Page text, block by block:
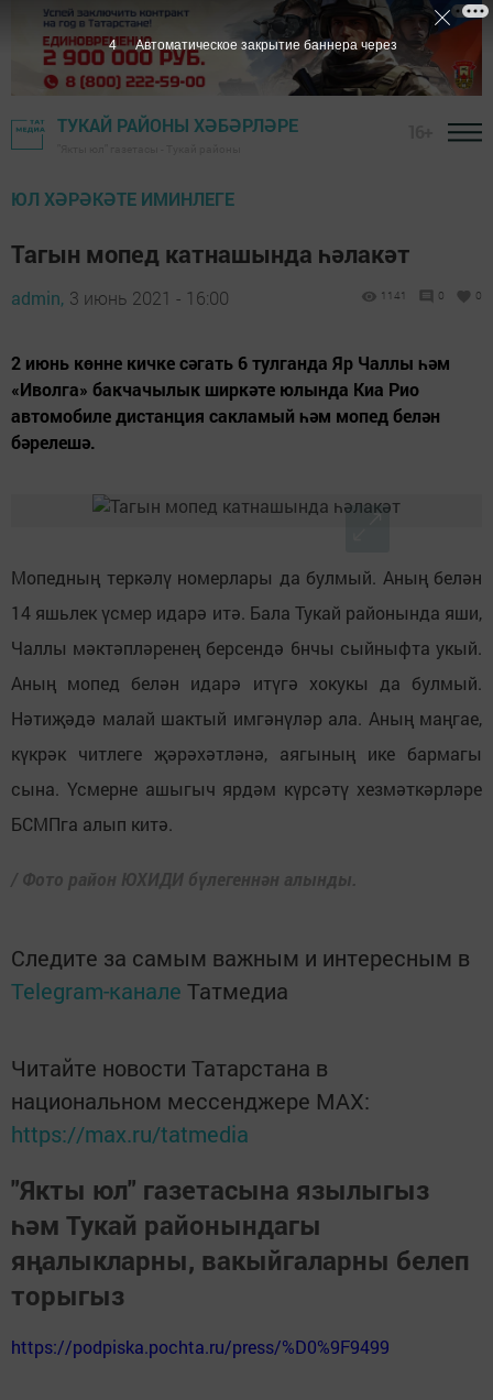
ТУКАЙ РАЙОНЫ ХӘБӘРЛӘРЕ
ЮЛ ХӘРӘКӘТЕ ИМИНЛЕГЕ
Тагын мопед катнашында һәлакәт
admin, 3 июнь 2021 - 16:00 1141 0 0
2 июнь көнне кичке сәгать 6 тулганда Яр Чаллы һәм
«Иволга» бакчачылык ширкәте юлында Киа Рио
автомобиле дистанция сакламый һәм мопед белән
бәрелешә.
Мопедның теркәлү номерлары да булмый. Аның белән
14 яшьлек үсмер идарә итә. Бала Тукай районында яши,
Чаллы мәктәпләренең берсендә 6нчы сыйныфта укый.
Аның мопед белән идарә итүгә хокукы да булмый.
Нәтиҗәдә малай шактый имгәнүләр ала. Аның маңгае,
күкрәк читлеге җәрәхәтләнә, аягының ике бармагы
сына. Үсмерне ашыгыч ярдәм күрсәтү хезмәткәрләре
БСМПга алып китә.
/ Фото район ЮХИДИ бүлегеннән алынды.
Следите за самым важным и интересным в
Telegram-канале Татмедиа
Читайте новости Татарстана в
национальном мессенджере MАХ:
https://max.ru/tatmedia
"Якты юл" газетасына язылыгыз
һәм Тукай районындагы
яңалыкларны, вакыйгаларны белеп
торыгыз
https://podpiska.pochta.ru/press/%D0%9F9499
2 Автоматическое закрытие баннера через